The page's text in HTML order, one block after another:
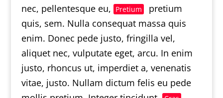
nec, pellentesque eu, Pretium
pretium
quis, sem. Nulla consequat massa quis
enim. Donec pede justo, fringilla vel,
aliquet nec, vulputate eget, arcu. In enim
justo, rhoncus ut, imperdiet a, venenatis
vitae, justo. Nullam dictum felis eu pede